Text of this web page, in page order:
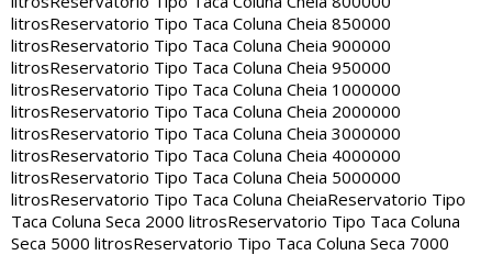
litrosReservatorio Tipo Taca Coluna Cheia 850000
litrosReservatorio Tipo Taca Coluna Cheia 900000
litrosReservatorio Tipo Taca Coluna Cheia 950000
litrosReservatorio Tipo Taca Coluna Cheia 1000000
litrosReservatorio Tipo Taca Coluna Cheia 2000000
litrosReservatorio Tipo Taca Coluna Cheia 3000000
litrosReservatorio Tipo Taca Coluna Cheia 4000000
litrosReservatorio Tipo Taca Coluna Cheia 5000000
litrosReservatorio Tipo Taca Coluna CheiaReservatorio Tipo
Taca Coluna Seca 2000 litrosReservatorio Tipo Taca Coluna
Seca 5000 litrosReservatorio Tipo Taca Coluna Seca 7000